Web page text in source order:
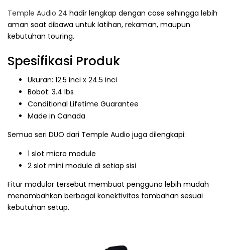
Temple Audio 24 hadir lengkap dengan case sehingga lebih
aman saat dibawa untuk latihan, rekaman, maupun
kebutuhan touring.
Spesifikasi Produk
Ukuran: 12.5 inci x 24.5 inci
Bobot: 3.4 lbs
Conditional Lifetime Guarantee
Made in Canada
Semua seri DUO dari Temple Audio juga dilengkapi:
1 slot micro module
2 slot mini module di setiap sisi
Fitur modular tersebut membuat pengguna lebih mudah
menambahkan berbagai konektivitas tambahan sesuai
kebutuhan setup.